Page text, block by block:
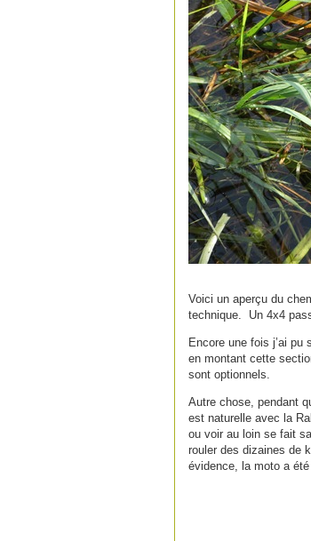
Voici un aperçu du
technique. Un 4x4
Encore une fois j’ai
en montant cette
sont optionnels.
Autre chose, pendant
est naturelle avec la
ou voir au loin se fait
rouler des dizaines de
évidence, la moto a